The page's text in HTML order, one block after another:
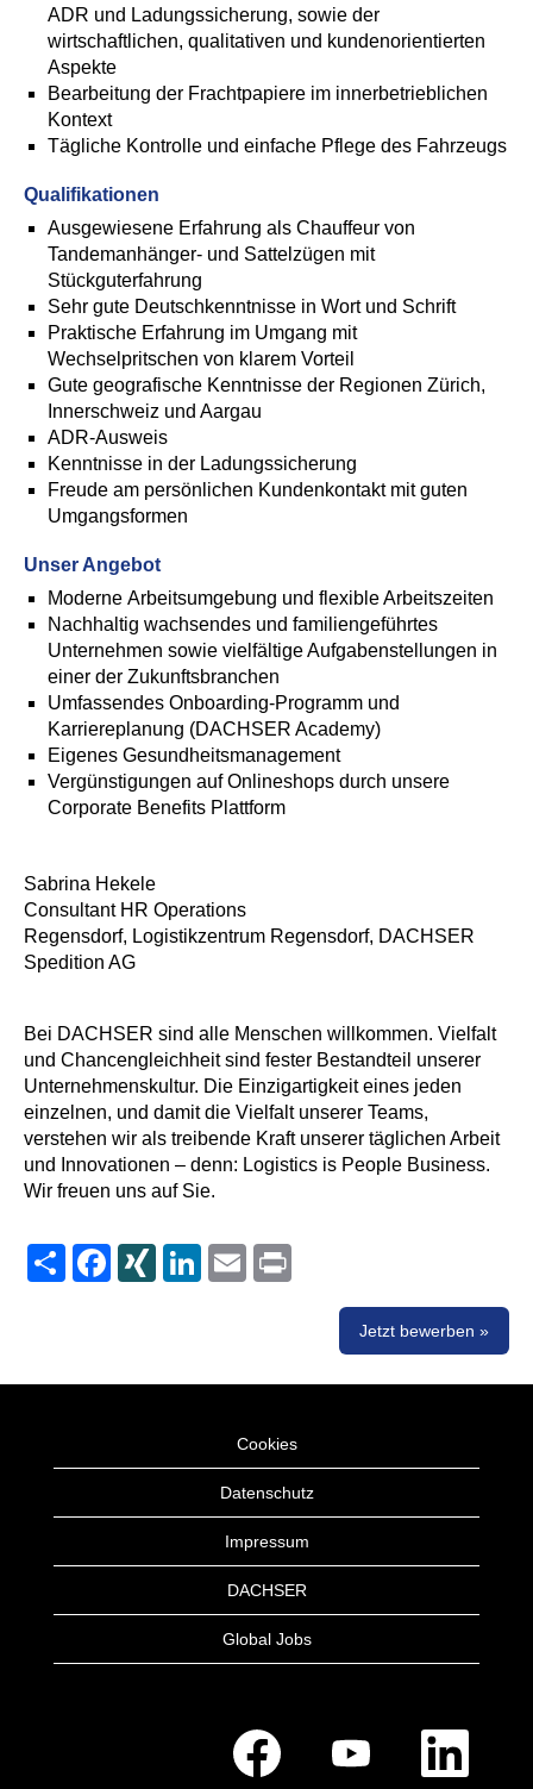
ADR und Ladungssicherung, sowie der
wirtschaftlichen, qualitativen und kundenorientierten
Aspekte
Bearbeitung der Frachtpapiere im innerbetrieblichen
Kontext
Tägliche Kontrolle und einfache Pflege des Fahrzeugs
Qualifikationen
Ausgewiesene Erfahrung als Chauffeur von
Tandemanhänger- und Sattelzügen mit
Stückguterfahrung
Sehr gute Deutschkenntnisse in Wort und Schrift
Praktische Erfahrung im Umgang mit
Wechselpritschen von klarem Vorteil
Gute geografische Kenntnisse der Regionen Zürich,
Innerschweiz und Aargau
ADR-Ausweis
Kenntnisse in der Ladungssicherung
Freude am persönlichen Kundenkontakt mit guten
Umgangsformen
Unser Angebot
Moderne Arbeitsumgebung und flexible Arbeitszeiten
Nachhaltig wachsendes und familiengeführtes
Unternehmen sowie vielfältige Aufgabenstellungen in
einer der Zukunftsbranchen
Umfassendes Onboarding-Programm und
Karriereplanung (DACHSER Academy)
Eigenes Gesundheitsmanagement
Vergünstigungen auf Onlineshops durch unsere
Corporate Benefits Plattform
Sabrina Hekele
Consultant HR Operations
Regensdorf, Logistikzentrum Regensdorf, DACHSER
Spedition AG
Bei DACHSER sind alle Menschen willkommen. Vielfalt
und Chancengleichheit sind fester Bestandteil unserer
Unternehmenskultur. Die Einzigartigkeit eines jeden
einzelnen, und damit die Vielfalt unserer Teams,
verstehen wir als treibende Kraft unserer täglichen Arbeit
und Innovationen – denn: Logistics is People Business.
Wir freuen uns auf Sie.
Share FacebookXING LinkedInEmail
Jetzt bewerben »
Cookies
Datenschutz
Impressum
DACHSER
Global Jobs
W
W
d